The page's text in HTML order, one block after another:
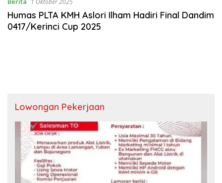
1 Oktober 2025
Humas PLTA KMH Aslori Ilham Hadiri Final Dandim
0417/Kerinci Cup 2025
Lowongan Pekerjaan